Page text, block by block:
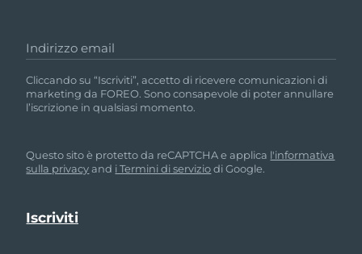
Indirizzo email
Cliccando su “Iscriviti”, accetto di ricevere comunicazioni di
marketing da FOREO. Sono consapevole di poter annullare
l’iscrizione in qualsiasi momento.
Questo sito è protetto da reCAPTCHA e applica l'informativa
sulla privacyand i Termini di serviziodi Google.